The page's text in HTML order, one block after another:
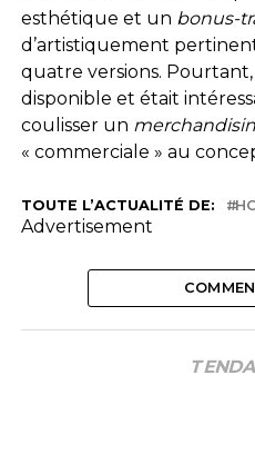
esthétique et un bonus-
d’artistiquement
quatre versions.
disponible et était
coulisser un
« commerciale » au
TOUTE L’ACTUALITÉ DE:
Advertisement